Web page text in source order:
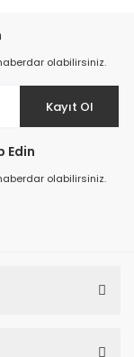
olabilirsiniz.
Kayıt Ol
Edin
olabilirsiniz.